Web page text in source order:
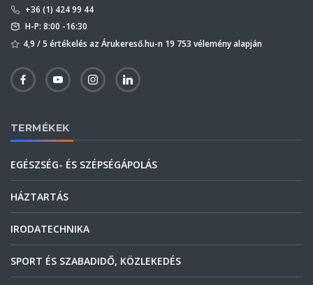
+36 (1) 424 99 44
H-P: 8:00 -16:30
4,9 / 5 értékelés az Árukereső.hu-n 19 753 vélemény alapján
TERMÉKEK
EGÉSZSÉG- ÉS SZÉPSÉGÁPOLÁS
HÁZTARTÁS
IRODATECHNIKA
SPORT ÉS SZABADIDŐ, KÖZLEKEDÉS